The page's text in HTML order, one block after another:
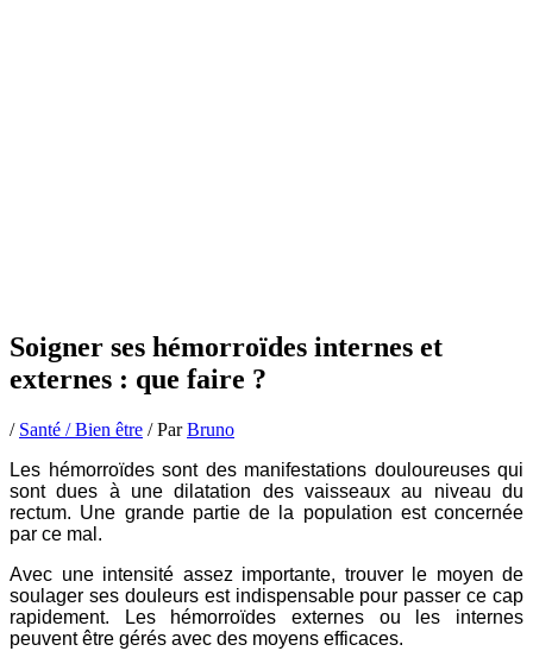
Soigner ses hémorroïdes internes et
externes : que faire ?
/ Santé / Bien être / ParBruno
Les hémorroïdes sont des manifestations douloureuses qui
sont dues à une dilatation des vaisseaux au niveau du
rectum. Une grande partie de la population est concernée
par ce mal.
Avec une intensité assez importante, trouver le moyen de
soulager ses douleurs est indispensable pour passer ce cap
rapidement. Les hémorroïdes externes ou les internes
peuvent être gérés avec des moyens efficaces.